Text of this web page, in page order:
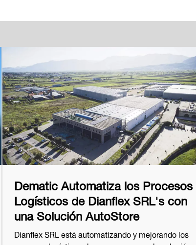
Dematic Automatiza los Procesos
Logísticos de Dianflex SRL's con
una Solución AutoStore
Dianflex SRL está automatizando y mejorando los